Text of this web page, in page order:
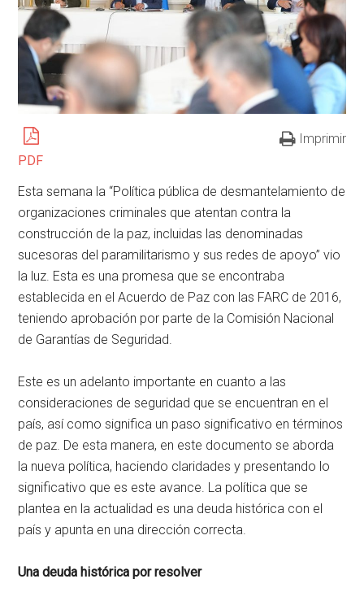
PDF
Imprimir
Esta semana la “Política pública de desmantelamiento de
organizaciones criminales que atentan contra la
construcción de la paz, incluidas las denominadas
sucesoras del paramilitarismo y sus redes de apoyo” vio
la luz. Esta es una promesa que se encontraba
establecida en el Acuerdo de Paz con las FARC de 2016,
teniendo aprobación por parte de la Comisión Nacional
de Garantías de Seguridad.
Este es un adelanto importante en cuanto a las
consideraciones de seguridad que se encuentran en el
país, así como significa un paso significativo en términos
de paz. De esta manera, en este documento se aborda
la nueva política, haciendo claridades y presentando lo
significativo que es este avance. La política que se
plantea en la actualidad es una deuda histórica con el
país y apunta en una dirección correcta.
Una deuda histórica por resolver